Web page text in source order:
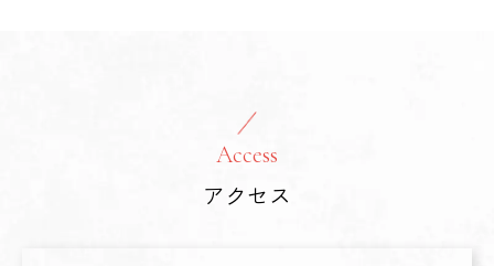
Access
アクセス